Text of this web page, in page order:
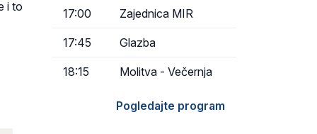
i to
17:00 Zajednica MIR
17:45 Glazba
18:15 Molitva - Večernja
Pogledajte program